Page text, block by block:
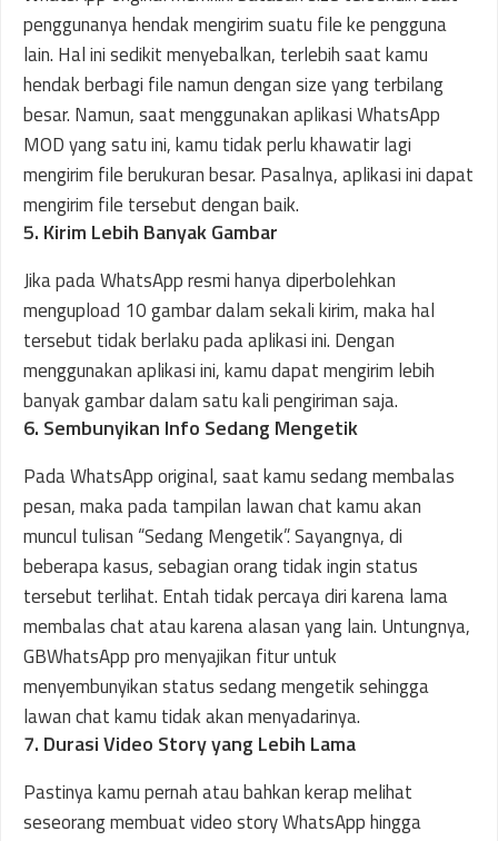
penggunanya hendak mengirim suatu file ke pengguna
lain. Hal ini sedikit menyebalkan, terlebih saat kamu
hendak berbagi file namun dengan size yang terbilang
besar. Namun, saat menggunakan aplikasi WhatsApp
MOD yang satu ini, kamu tidak perlu khawatir lagi
mengirim file berukuran besar. Pasalnya, aplikasi ini dapat
mengirim file tersebut dengan baik.
5. Kirim Lebih Banyak Gambar
Jika pada WhatsApp resmi hanya diperbolehkan
mengupload 10 gambar dalam sekali kirim, maka hal
tersebut tidak berlaku pada aplikasi ini. Dengan
menggunakan aplikasi ini, kamu dapat mengirim lebih
banyak gambar dalam satu kali pengiriman saja.
6. Sembunyikan Info Sedang Mengetik
Pada WhatsApp original, saat kamu sedang membalas
pesan, maka pada tampilan lawan chat kamu akan
muncul tulisan “Sedang Mengetik”. Sayangnya, di
beberapa kasus, sebagian orang tidak ingin status
tersebut terlihat. Entah tidak percaya diri karena lama
membalas chat atau karena alasan yang lain. Untungnya,
GBWhatsApp pro menyajikan fitur untuk
menyembunyikan status sedang mengetik sehingga
lawan chat kamu tidak akan menyadarinya.
7. Durasi Video Story yang Lebih Lama
Pastinya kamu pernah atau bahkan kerap melihat
seseorang membuat video story WhatsApp hingga